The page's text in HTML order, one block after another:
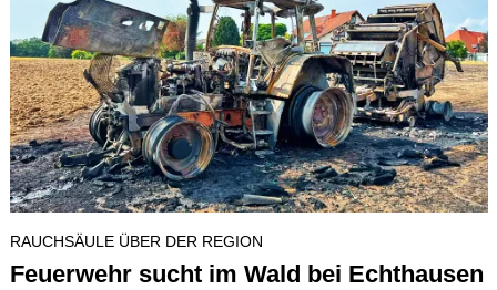
RAUCHSÄULE ÜBER DER REGION
Feuerwehr sucht im Wald bei Echthausen